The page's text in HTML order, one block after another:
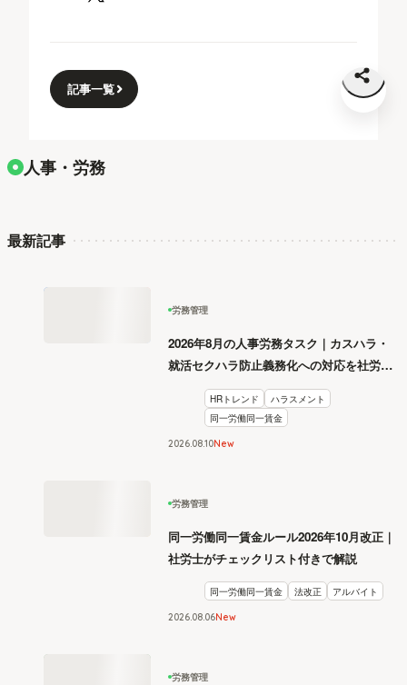
記事一覧
人事・労務
最新記事
労務管理
2026年8月の人事労務タスク｜カスハラ・
就活セクハラ防止義務化への対応を社労士
HRトレンド
ハラスメント
同一労働同一賃金
2026.0810New
労務管理
同一労働同一賃金ルール2026年10月改正｜
社労士がチェックリスト付きで解説
同一労働同一賃金 法改正 アルバイト
2026.08 06New
労務管理